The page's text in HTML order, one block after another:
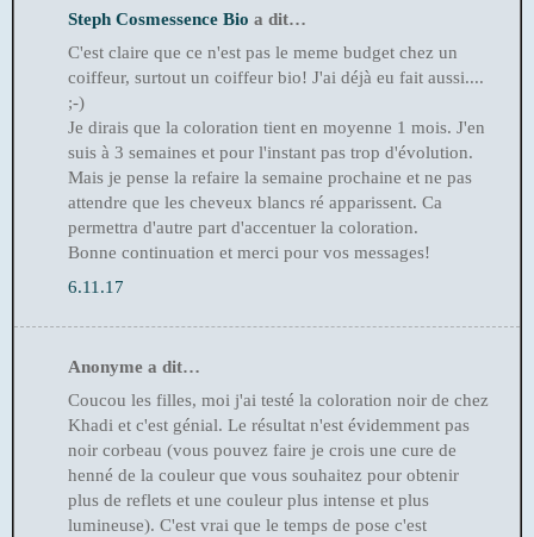
Steph Cosmessence Bio a dit…
C'est claire que ce n'est pas le meme budget chez un
coiffeur, surtout un coiffeur bio! J'ai déjà eu fait aussi....
;-)
Je dirais que la coloration tient en moyenne 1 mois. J'en
suis à 3 semaines et pour l'instant pas trop d'évolution.
Mais je pense la refaire la semaine prochaine et ne pas
attendre que les cheveux blancs ré apparissent. Ca
permettra d'autre part d'accentuer la coloration.
Bonne continuation et merci pour vos messages!
6.11.17
Anonyme a dit…
Coucou les filles, moi j'ai testé la coloration noir de chez
Khadi et c'est génial. Le résultat n'est évidemment pas
noir corbeau (vous pouvez faire je crois une cure de
henné de la couleur que vous souhaitez pour obtenir
plus de reflets et une couleur plus intense et plus
lumineuse). C'est vrai que le temps de pose c'est